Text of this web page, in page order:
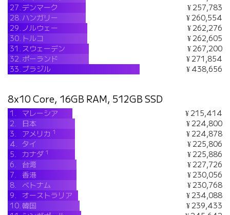
27.デンマーク
¥ 257,783
28. ハンガリー
¥ 260,554
29. ノルウェー
¥ 262,276
30. トルコ
¥ 262,605
31. スウェーデン
¥ 267,200
32. ポーランド
¥ 271,854
33. ブラジル ¥ 438,656
8x10 Core, 16GB RAM, 512GB SSD
1. マレーシア
¥ 215,414
2.
日本
¥ 224,800
3.
アメリカ 1
¥ 224,878
4. タイ
¥ 225,806
5.
カナダ 1
¥ 225,886
6.
台湾
¥ 227,726
7.
香港
¥ 230,056
8.
ベトナム
¥ 230,768
9.
オーストラリア
¥ 234,088
10.韓国
¥ 239,433